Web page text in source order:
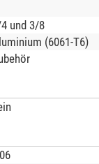
und 3/8
(6061-T6)